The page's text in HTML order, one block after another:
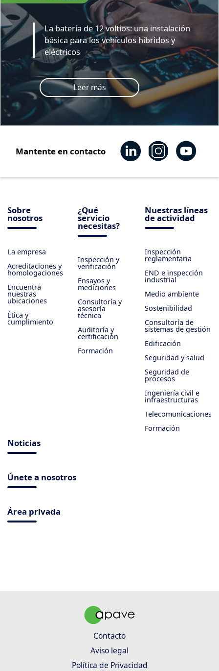
La batería de 12 voltios: una instalación
básica para los vehículos híbridos y
eléctricos
Leer más
Mantente en contacto
Sobre
nosotros
La empresa
Acreditaciones y
homologaciones
Encuentra
nuestras
ubicaciones
Ética y
cumplimiento
¿Qué
servicio
necesitas?
Inspección y
verificación
Ensayos y
mediciones
Consultoría y
asesoría
técnica
Auditoría y
certificación
Formación
Nuestras líneas
de actividad
Inspección
reglamentaria
END e inspección
industrial
Medio ambiente
Sostenibilidad
Consultoría de
sistemas de gestión
Edificación
Seguridad y salud
Seguridad de
procesos
Ingeniería civil e
infraestructuras
Telecomunicaciones
Formación
Noticias
Únete a nosotros
Área privada
Contacto
Aviso legal
Política de Privacidad